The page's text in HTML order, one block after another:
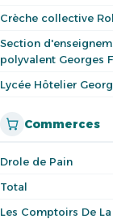
Crèche collective
Section
polyvalent Georges
Lycée Hôtelier
Commerces
Drole de Pain
Total
Les Comptoirs De